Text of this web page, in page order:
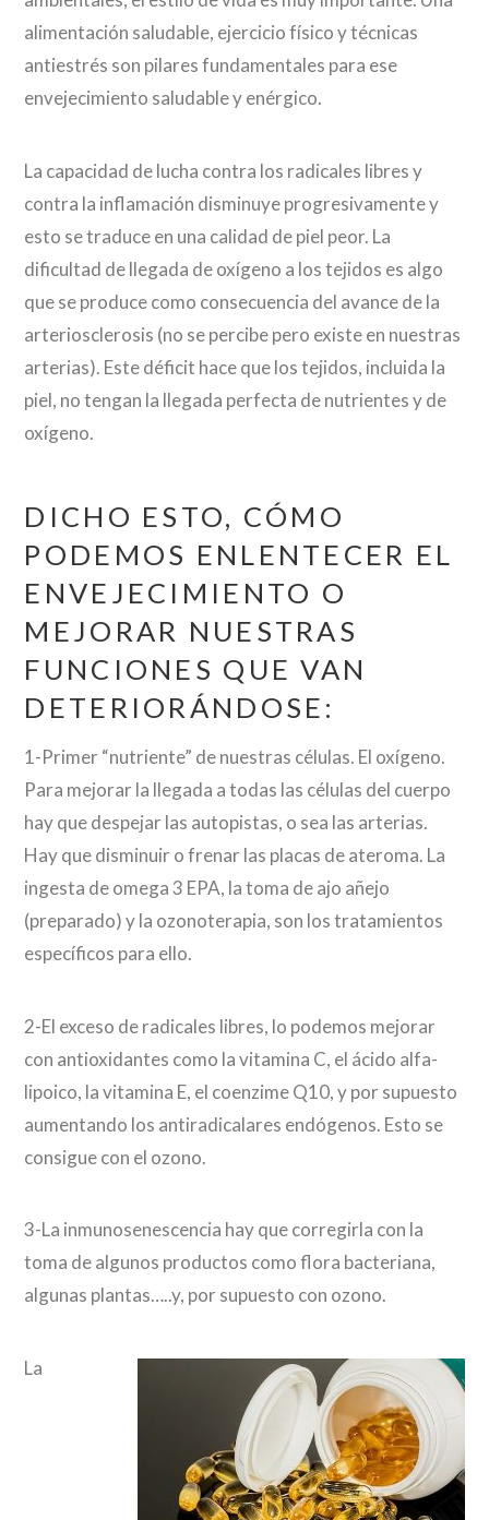
alimentación saludable, ejercicio físico y técnicas
antiestrés son pilares fundamentales para ese
envejecimiento saludable y enérgico.
La capacidad de lucha contra los radicales libres y
contra la inflamación disminuye progresivamente y
esto se traduce en una calidad de piel peor. La
dificultad de llegada de oxígeno a los tejidos es algo
que se produce como consecuencia del avance de la
arteriosclerosis (no se percibe pero existe en nuestras
arterias). Este déficit hace que los tejidos, incluida la
piel, no tengan la llegada perfecta de nutrientes y de
oxígeno.
DICHO ESTO, CÓMO
PODEMOS ENLENTECER EL
ENVEJECIMIENTO O
MEJORAR NUESTRAS
FUNCIONES QUE VAN
DETERIORÁNDOSE:
1-Primer “nutriente” de nuestras células. El oxígeno.
Para mejorar la llegada a todas las células del cuerpo
hay que despejar las autopistas, o sea las arterias.
Hay que disminuir o frenar las placas de ateroma. La
ingesta de omega 3 EPA, la toma de ajo añejo
(preparado) y la ozonoterapia, son los tratamientos
específicos para ello.
2-El exceso de radicales libres, lo podemos mejorar
con antioxidantes como la vitamina C, el ácido alfa-
lipoico, la vitamina E, el coenzime Q10, y por supuesto
aumentando los antiradicalares endógenos. Esto se
consigue con el ozono.
3-La inmunosenescencia hay que corregirla con la
toma de algunos productos como flora bacteriana,
algunas plantas…..y, por supuesto con ozono.
La